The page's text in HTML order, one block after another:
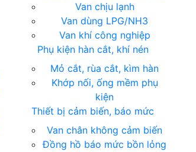
Van chịu lạnh
Van dùng LPG/NH3
Van khí công nghiệp
Phụ kiện hàn cắt, khí nén
Mỏ cắt, rùa cắt, kìm hàn
Khớp nối, ống mềm phụ
kiện
Thiết bị cảm biến, báo mức
Van chân không cảm biến
Đồng hồ báo mức bồn lỏng